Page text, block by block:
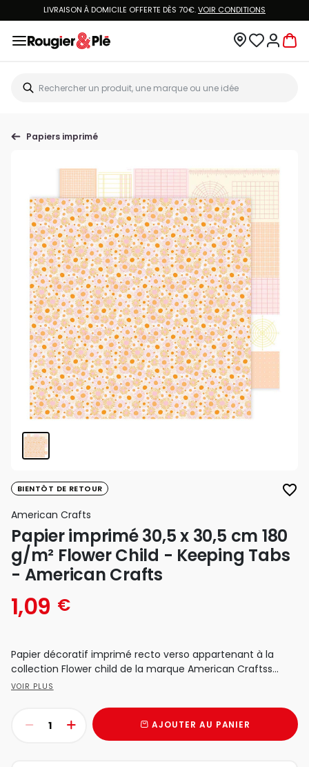
LIVRAISON À DOMICILE OFFERTE DÈS 70€.VOIR CONDITIONS
Papiers imprimé
BIENTÔT DE RETOUR favorite_border
American Crafts
Papier imprimé 30,5 x 30,5 cm 180
g/m² Flower Child - Keeping Tabs
- American Crafts
1,09 €
Papier décoratif imprimé recto verso appartenant à la
collection Flower child de la marque American Craftss...
VOIR PLUS
AJOUTER AU PANIER